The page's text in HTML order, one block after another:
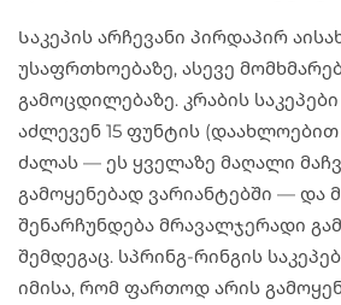
Საკეპის არჩევანი პირდაპირ
უსაფრთხოებაზე, ასევე
გამოცდილებაზე. კრაბის
აძლევენ 15 ფუნტის (დაახლოებით
ძალას — ეს ყველაზე მაღალი
გამოყენებად ვარიანტებში — და
შენარჩუნდება მრავალჯერადი
შემდეგაც. სპრინგ-რინგის
იმისა, რომ ფართოდ არის